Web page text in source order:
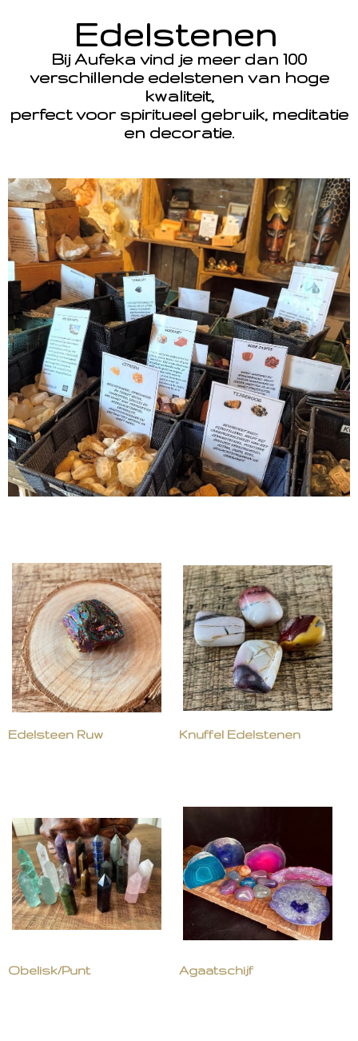
Edelstenen
Bij Aufeka vind je meer dan 100
verschillende edelstenen van hoge
kwaliteit,
perfect voor spiritueel gebruik, meditatie
en decoratie.
Edelsteen Ruw Knuffel Edelstenen
Obelisk/Punt Agaatschijf